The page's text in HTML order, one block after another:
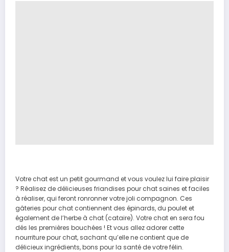
Votre chat est un petit gourmand et vous voulez lui faire plaisir
? Réalisez de délicieuses friandises pour chat saines et faciles
à réaliser, qui feront ronronner votre joli compagnon. Ces
gâteries pour chat contiennent des épinards, du poulet et
également de l’herbe à chat (cataire). Votre chat en sera fou
dés les premières bouchées ! Et vous allez adorer cette
nourriture pour chat, sachant qu’elle ne contient que de
délicieux ingrédients, bons pour la santé de votre félin.